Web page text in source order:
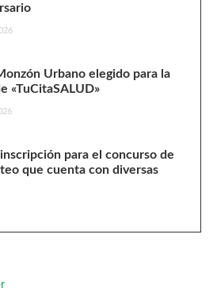
Urbano elegido para la
«TuCitaSALUD»
para el concurso de
que cuenta con diversas